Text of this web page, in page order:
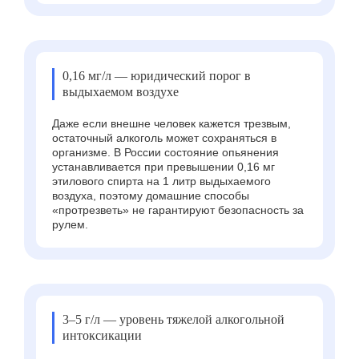
0,16 мг/л — юридический порог в
выдыхаемом воздухе
Даже если внешне человек кажется трезвым,
остаточный алкоголь может сохраняться в
организме. В России состояние опьянения
устанавливается при превышении 0,16 мг
этилового спирта на 1 литр выдыхаемого
воздуха, поэтому домашние способы
«протрезветь» не гарантируют безопасность за
рулем.
3–5 г/л — уровень тяжелой алкогольной
интоксикации